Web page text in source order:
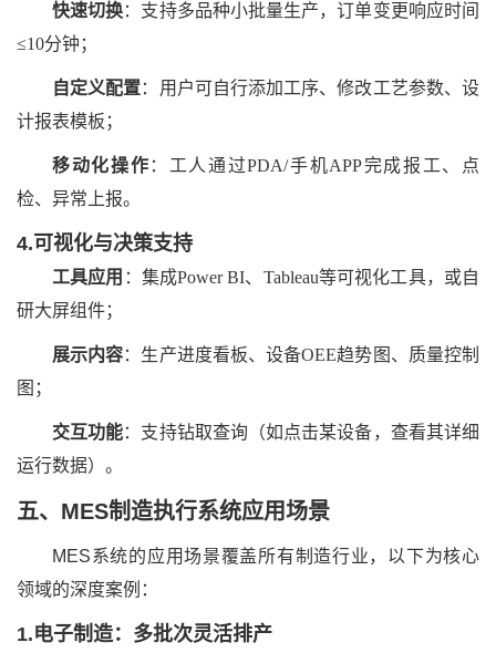
快速切换：支持多品种小批量生产，订单变更响应时间
≤10分钟；
自定义配置：用户可自行添加工序、修改工艺参数、设
计报表模板；
移动化操作 ：工人通过PDA/手机APP完成报工、点
检、异常上报。
4.可视化与决策支持
工具应用 ：集成Power BI、Tableau等可视化工具，或自
研大屏组件；
展示内容：生产进度看板、设备OEE趋势图、质量控制
图；
交互功能：支持钻取查询（如点击某设备，查看其详细
运行数据）。
五、MES制造执行系统应用场景
MES系统的应用场景覆盖所有制造行业，以下为核心
领域的深度案例：
1.电子制造：多批次灵活排产